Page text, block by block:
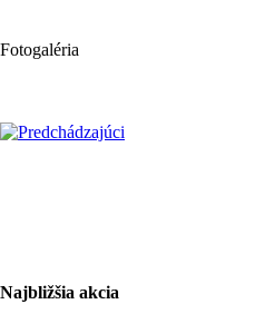
Fotogaléria
Najbližšia akcia